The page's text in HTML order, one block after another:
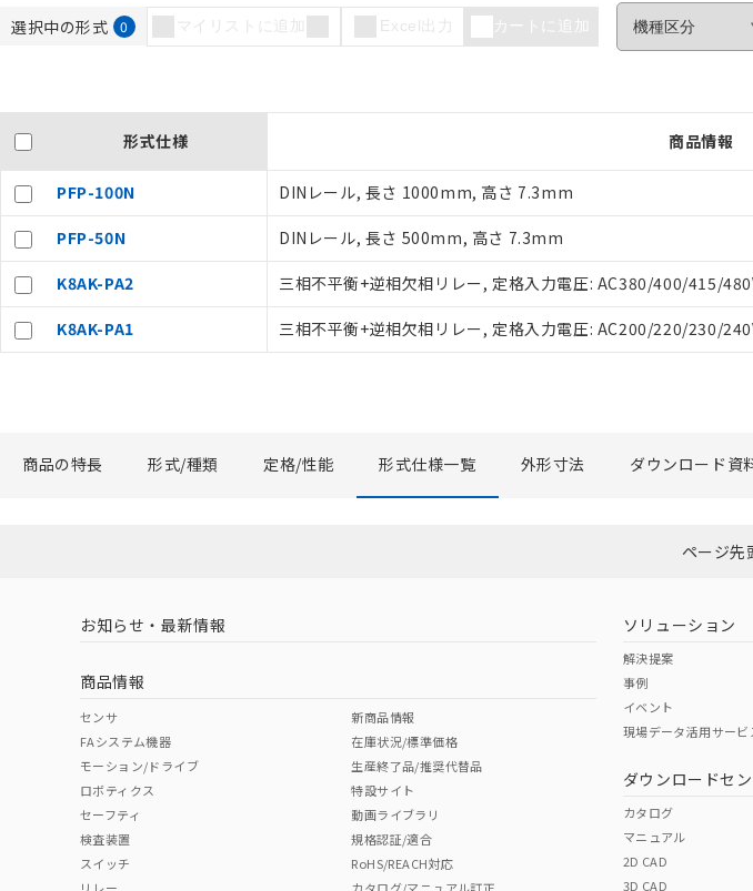
選択中の形式 0 マイリストに追加 Excel出力 カートに追加
形式仕様 商品情報
PFP-100N DINレール, 長さ 1000mm, 高さ 7.3mm
PFP-50N DINレール, 長さ 500mm, 高さ 7.3mm
K8AK-PA2 三相不平衡+逆相欠相リレー, 定格入力電圧: AC380/400/415/
K8AK-PA1 三相不平衡+逆相欠相リレー, 定格入力電圧: AC200/220/230/
商品の特長 形式/種類 定格/性能 形式仕様一覧 外形寸法 ダウンロード資
ページ先
お知らせ・最新情報
商品情報
センサ
FAシステム機器
モーション/ドライブ
ロボティクス
セーフティ
検査装置
スイッチ
新商品情報
在庫状況/標準価格
生産終了品/推奨代替品
特設サイト
動画ライブラリ
規格認証/適合
RoHS/REACH対応
ソリューション
解決提案
事例
イベント
現場データ活用サービ
ダウンロードセ
カタログ
マニュアル
2D CAD
3D CAD
記
号
説明
○ 一定数以上の在庫あり
－
在庫なし(最新の在庫状況については、お客
受注生産機種、また在庫状況の情報を公開
以下の条件をお読みいただき、同意のうえご利用くだ
本サービスは、当社制御機器事業取扱商品の当
くものです。
当社制御機器事業取扱商品の中には、本サービ
のであり、閲覧された時点での実際の在庫およ
在庫状況および標準価格結果を当社の事前の承
す。
マイパーツ機能（部品リスト作成サービス）を
お客様が当ウェブサイト上で当社にご登録され
"個人情報の共同利用